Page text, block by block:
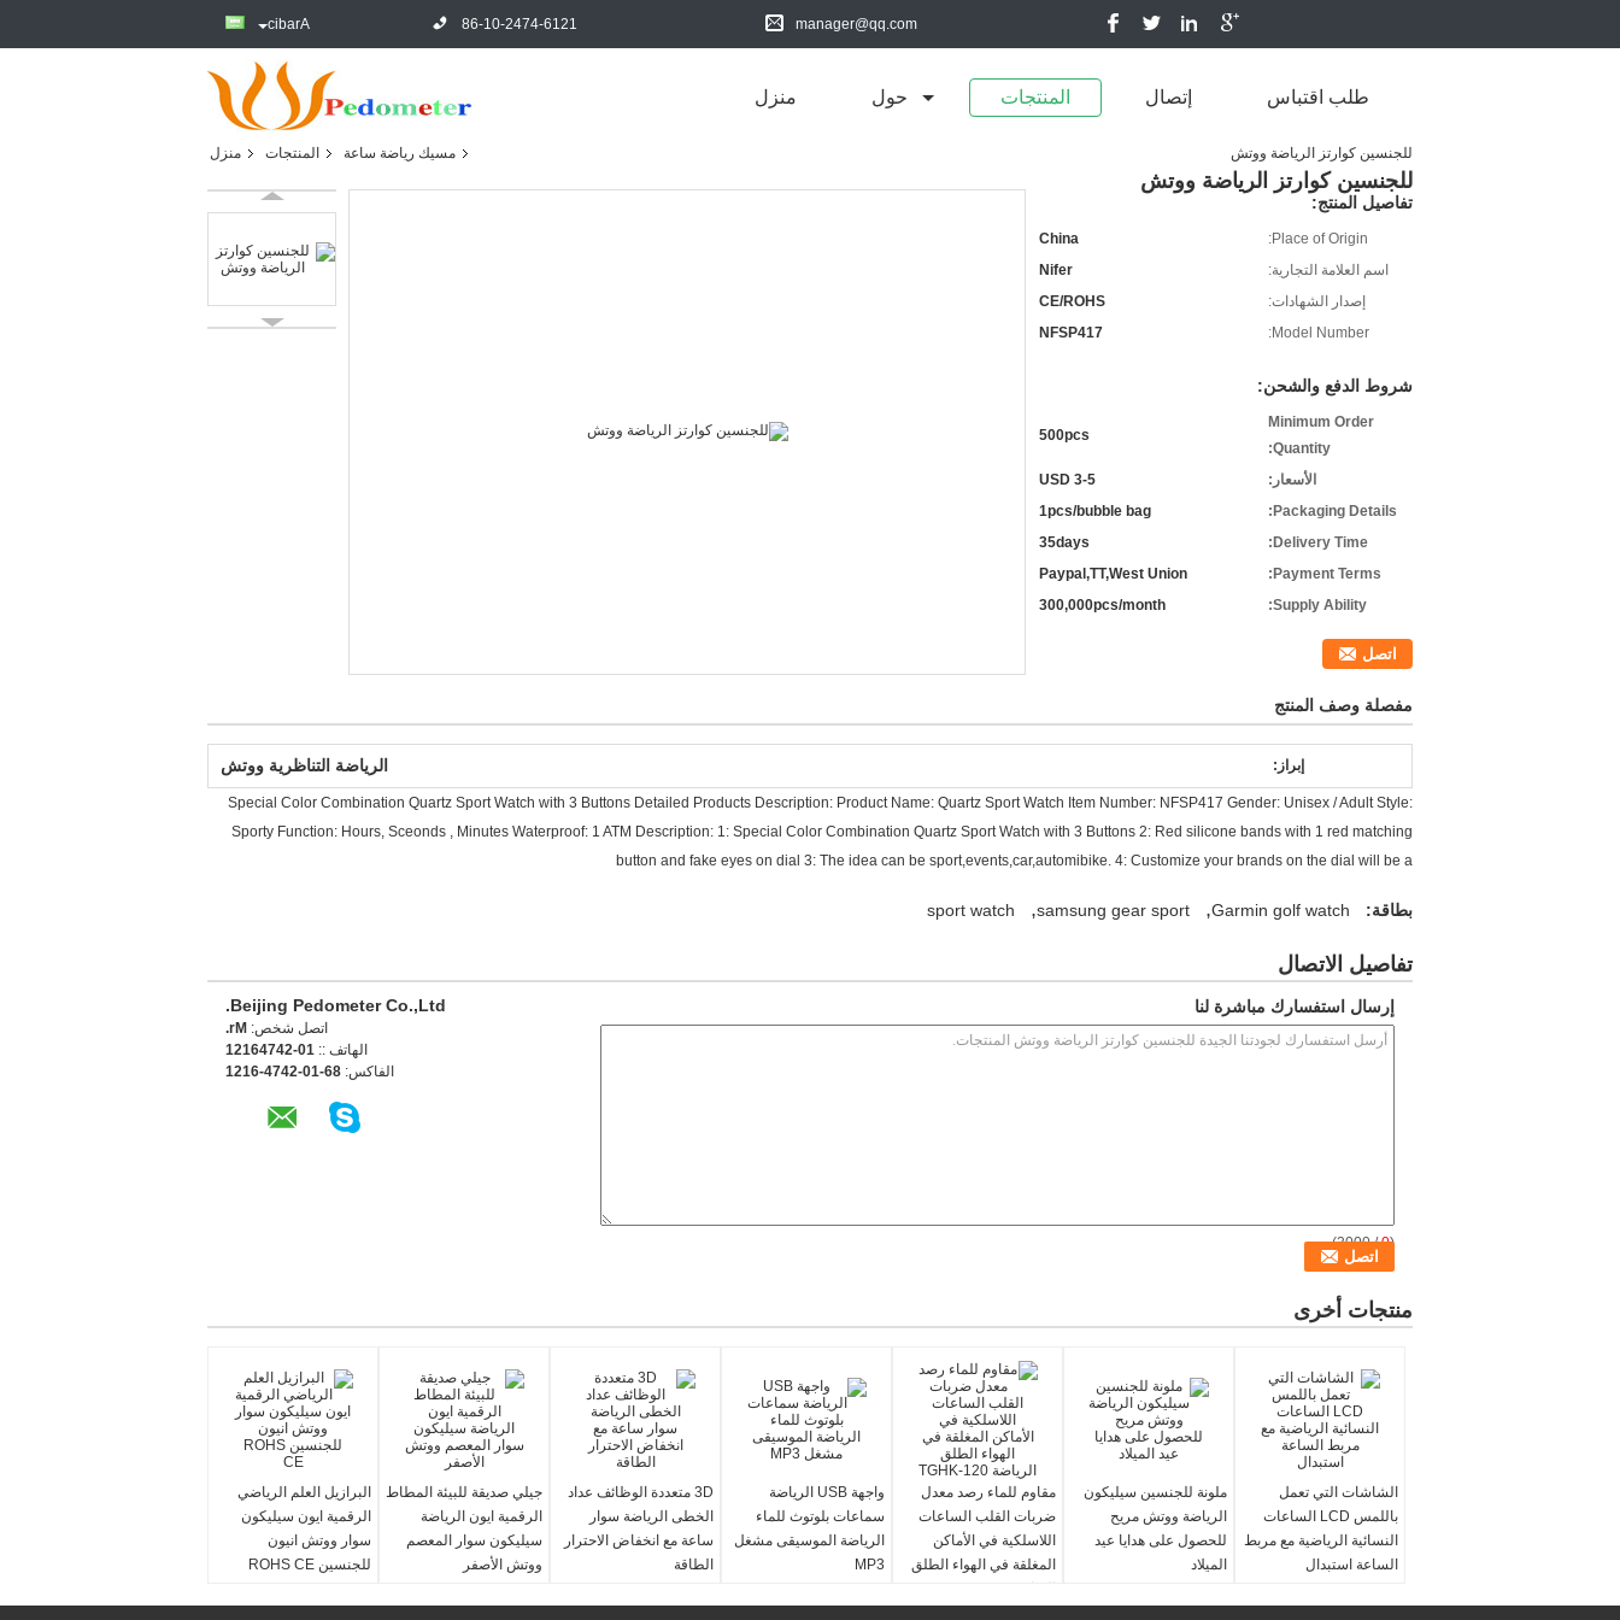
manager@qq.com
86-10-2474-6121
Arabic
منزل حول المنتجات إتصال طلب اقتباس
منزل المنتجات مسيك رياضة ساعة للجنسين كوارتز الرياضة ووتش
للجنسين كوارتز الرياضة ووتش
تفاصيل المنتج:
Place of Origin:
China
اسم العلامة التجارية:
Nifer
إصدار الشهادات:
CE/ROHS
Model Number:
NFSP417
شروط الدفع والشحن:
Minimum Order
Quantity:
500pcs
الأسعار:
USD 3-5
Packaging Details:
1pcs/bubble bag
Delivery Time:
35days
Payment Terms:
Paypal,TT,West Union
Supply Ability:
300,000pcs/month
اتصل
مفصلة وصف المنتج
إبراز: الرياضة التناظرية ووتش
Special Color Combination Quartz Sport Watch with 3 Buttons Detailed Products Description: Product Name: Quartz Sport Watch Item Number: NFSP417 Gender: Unisex / Adult Style:
Sporty Function: Hours, Sceonds , Minutes Waterproof: 1 ATM Description: 1: Special Color Combination Quartz Sport Watch with 3 Buttons 2: Red silicone bands with 1 red matching
button and fake eyes on dial 3: The idea can be sport,events,car,automibike. 4: Customize your brands on the dial will be a
بطاقة: Garmin golf watch
,
samsung gear sport
,
sport watch
تفاصيل الاتصال
Beijing Pedometer Co.,Ltd.
اتصل شخص: Mr.
الهاتف :: 10-24746121
الفاكس: 86-10-2474-6121
إرسال استفسارك مباشرة لنا
(
0
/ 3000)
منتجات أخرى
البرازيل العلم الرياضي
الرقمية ايون سيليكون
سوار ووتش انيون
للجنسين ROHS CE
جيلي صديقة للبيئة المطاط
الرقمية ايون الرياضة
سيليكون سوار المعصم
ووتش الأصفر
3D متعددة الوظائف عداد
الخطى الرياضة سوار
ساعة مع انخفاض الاحترار
الطاقة
واجهة USB الرياضة
سماعات بلوتوث للماء
الرياضة الموسيقى مشغل
MP3
مقاوم للماء رصد معدل
ضربات القلب الساعات
اللاسلكية في الأماكن
المغلقة في الهواء الطلق
ملونة للجنسين سيليكون
الرياضة ووتش مريح
للحصول على هدايا عيد
الميلاد
الشاشات التي تعمل
باللمس LCD الساعات
النسائية الرياضية مع مربط
الساعة استبدال